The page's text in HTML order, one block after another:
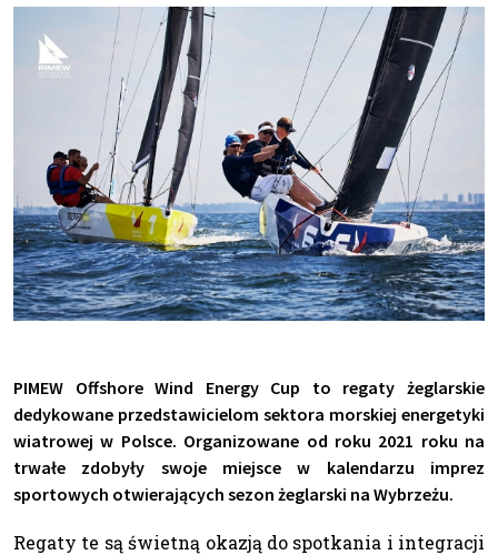
PIMEW Offshore Wind Energy Cup to regaty żeglarskie
dedykowane przedstawicielom sektora morskiej energetyki
wiatrowej w Polsce. Organizowane od roku 2021 roku na
trwałe zdobyły swoje miejsce w kalendarzu imprez
sportowych otwierających sezon żeglarski na Wybrzeżu.
Regaty te są świetną okazją do spotkania i integracji